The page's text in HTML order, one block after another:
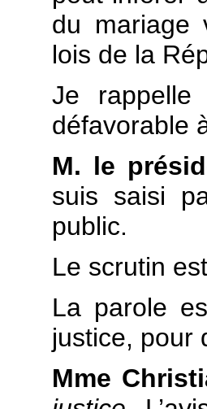
du mariage
lois de la
Je
défavorable
M. le
suis saisi
public.
Le scrutin
La parole
justice, pour
Mme